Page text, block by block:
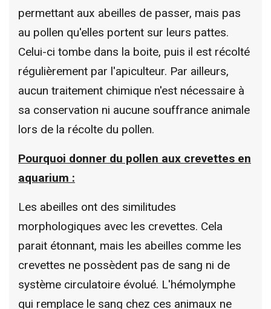
permettant aux abeilles de passer, mais pas
au pollen qu'elles portent sur leurs pattes.
Celui-ci tombe dans la boite, puis il est récolté
régulièrement par l'apiculteur. Par ailleurs,
aucun traitement chimique n'est nécessaire à
sa conservation ni aucune souffrance animale
lors de la récolte du pollen.
Pourquoi donner du pollen aux crevettes en
aquarium :
Les abeilles ont des similitudes
morphologiques avec les crevettes. Cela
parait étonnant, mais les abeilles comme les
crevettes ne possèdent pas de sang ni de
système circulatoire évolué. L'hémolymphe
qui remplace le sang chez ces animaux ne